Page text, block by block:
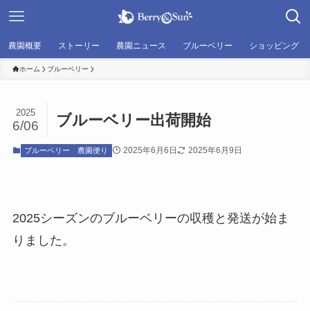
農園概要 ストーリー 農園ニュース ブルーベリー ショッピング
ホーム ブルーベリー
ブルーベリー出荷開始
2025
6/06
ブルーベリー 農園便り 2025年6月6日 2025年6月9日
2025シーズンのブルーベリーの収穫と発送が始ま
りました。